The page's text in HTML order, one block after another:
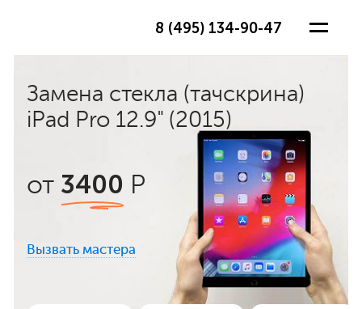
8 (495) 134-90-47
Замена стекла (тачскрина)
iPad Pro 12.9" (2015)
от 3400 Р
Вызвать мастера